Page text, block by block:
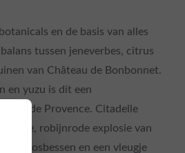
en de basis van alles
tussen jeneverbes, citrus
van Château de Bonbonnet.
en yuzu is dit een
in de Provence. Citadelle
robijnrode explosie van
bosbessen en een vleugje